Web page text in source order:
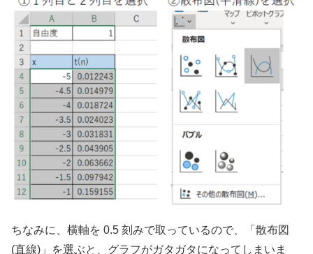
ちなみに、横軸を 0.5 刻みで取っているので、「散布図
(直線)」を選ぶと、グラフがガタガタになってしまいま